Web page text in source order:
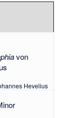
von
Hevelius